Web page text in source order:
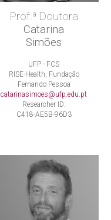
Prof.ª Doutora
Catarina
Simões
UFP - FCS
RISE-Health, Fundação
Fernando Pessoa
catarinasimoes@ufp.edu.pt
Researcher ID:
C418-AE5B-96D3